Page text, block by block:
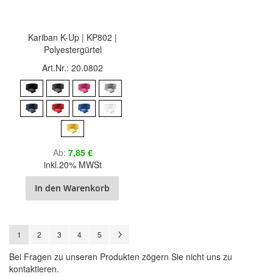
Kariban K-Up | KP802 |
Polyestergürtel
Art.Nr.: 20.0802
Ab 7,85 €
inkl.20% MWSt
In den Warenkorb
SeiteSie lesen gerade Seite
1 Seite
2 Seite
3 Seite
4 Seite
5
Bei Fragen zu unseren Produkten zögern Sie nicht uns zu
kontaktieren.